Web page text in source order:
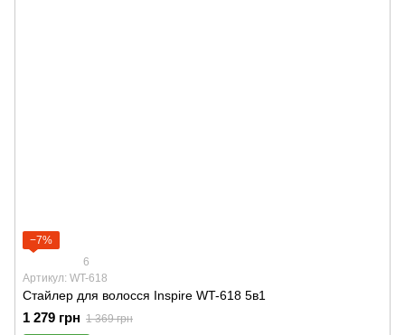
−7%
6
Артикул: WT-618
Стайлер для волосся Inspire WT-618 5в1
1 279 грн 1 369 грн